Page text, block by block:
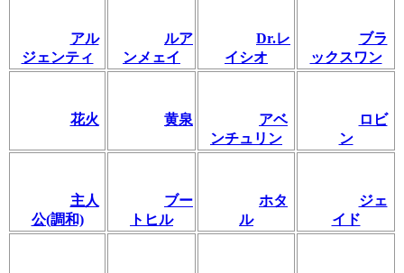
アル
ジェンティ
ルア
ンメェイ
Dr.レ
イシオ
ブラ
ックスワン
花火 黄泉
アベ
ンチュリン
ロビ
ン
主人
公(調和)
ブー
トヒル
ホタ
ル
ジェ
イド